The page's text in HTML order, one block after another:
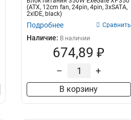
(ATX, 12cm fan, 24pin, 4pin, 3xSATA,
2xIDE, black)
Подробнее Сравнить
Наличие: В наличии
674,89 ₽
– +
В корзину